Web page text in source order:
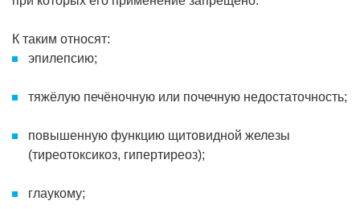
К таким относят:
эпилепсию;
тяжёлую печёночную или почечную недостаточность;
повышенную функцию щитовидной железы
(тиреотоксикоз, гипертиреоз);
глаукому;